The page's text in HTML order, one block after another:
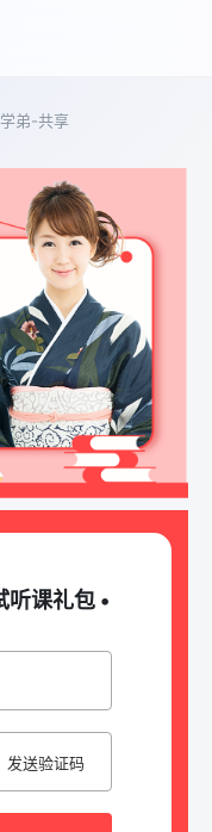
弟-共享
听课礼包 •
发送验证码